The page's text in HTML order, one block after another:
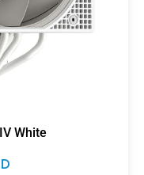
White